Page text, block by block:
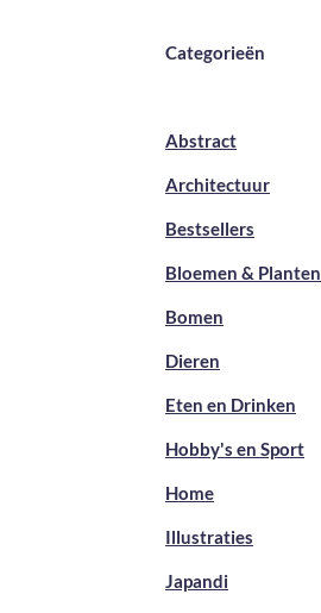
Categorieën
Abstract
Architectuur
Bestsellers
Bloemen & Planten
Bomen
Dieren
Eten en Drinken
Hobby's en Sport
Home
Illustraties
Japandi